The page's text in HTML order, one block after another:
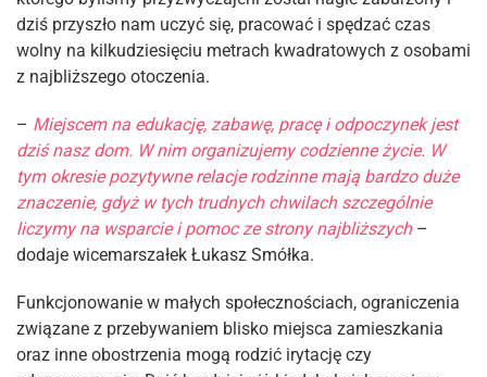
dziś przyszło nam uczyć się, pracować i spędzać czas
wolny na kilkudziesięciu metrach kwadratowych z osobami
z najbliższego otoczenia.
– Miejscem na edukację, zabawę, pracę i odpoczynek jest
dziś nasz dom. W nim organizujemy codzienne życie. W
tym okresie pozytywne relacje rodzinne mają bardzo duże
znaczenie, gdyż w tych trudnych chwilach szczególnie
liczymy na wsparcie i pomoc ze strony najbliższych–
dodaje wicemarszałek Łukasz Smółka.
Funkcjonowanie w małych społecznościach, ograniczenia
związane z przebywaniem blisko miejsca zamieszkania
oraz inne obostrzenia mogą rodzić irytację czy